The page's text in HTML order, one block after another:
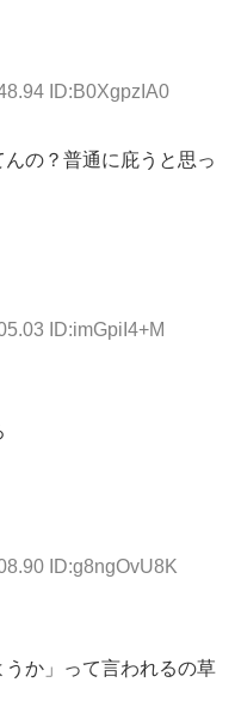
ID:B0XgpzIA0
の？普通に庇うと思っ
ID:imGpiI4+M
ID:g8ngOvU8K
か」って言われるの草